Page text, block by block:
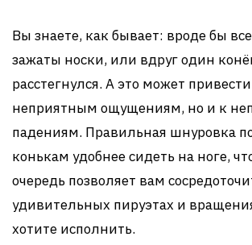
Вы знаете, как бывает: вроде бы
зажаты носки, или вдруг один
расстегнулся. А это может
неприятным ощущениям, но и к
падениям. Правильная шнуровка
конькам удобнее сидеть на ноге,
очередь позволяет вам
удивительных пируэтах и
хотите исполнить.